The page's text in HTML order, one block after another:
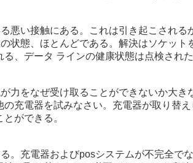
悪い接触にある。これは引き起こされ
状態、ほとんどである。解決はソケッ
、データ ラインの健康状態は点検され
力をなぜ受け取ることができないか大
充電器を試みなさい。充電器が取り替
ができる。
。充電器およびposシステムが不完全で